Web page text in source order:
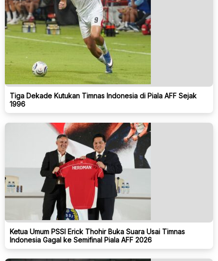
Tiga Dekade Kutukan Timnas Indonesia di Piala AFF Sejak
1996
Ketua Umum PSSI Erick Thohir Buka Suara Usai Timnas
Indonesia Gagal ke Semifinal Piala AFF 2026